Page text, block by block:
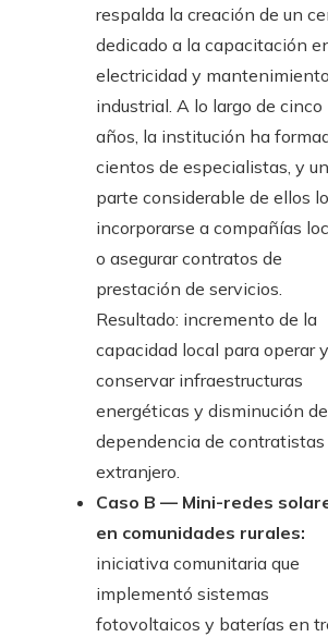
respalda la creación de un
dedicado a la capacitación
electricidad y mantenimiento
industrial. A lo largo de cinco
años, la institución ha
cientos de especialistas, y
parte considerable de ellos
incorporarse a compañías
o asegurar contratos de
prestación de servicios.
Resultado: incremento de la
capacidad local para operar y
conservar infraestructuras
energéticas y disminución
dependencia de contratistas
extranjero.
Caso B — Mini-redes
en comunidades rurales:
iniciativa comunitaria que
implementó sistemas
fotovoltaicos y baterías en